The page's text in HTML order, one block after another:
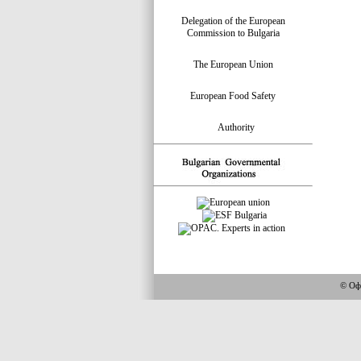
Delegation of the European
Commission to Bulgaria
The European Union
European Food Safety
Authority
©